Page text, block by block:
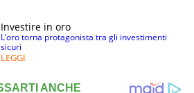
Investire in oro
L’oro torna protagonista tra gli investimenti
sicuri
LEGGI